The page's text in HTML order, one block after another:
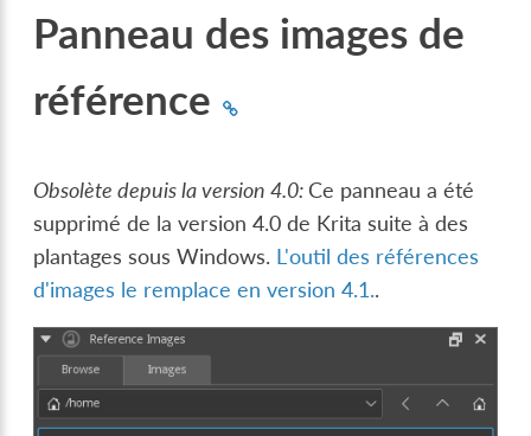
Panneau des images de
référence
Obsolète depuis la version 4.0: Ce panneau a été
supprimé de la version 4.0 de Krita suite à des
plantages sous Windows. L'outil des références
d'images le remplace en version 4.1..